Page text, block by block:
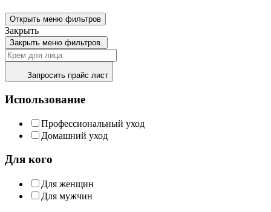
Открыть меню фильтров
Закрыть
Закрыть меню фильтров.
Запросить прайс лист
Использование
Профессиональный уход
Домашний уход
Для кого
Для женщин
Для мужчин